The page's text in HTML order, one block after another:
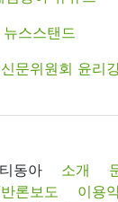
동아 소개
론보도
이용